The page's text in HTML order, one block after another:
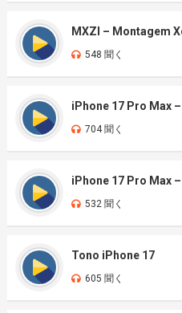
MXZI – Montagem
548 聞く
iPhone 17 Pro Max –
704 聞く
iPhone 17 Pro Max
532 聞く
Tono iPhone 17
605 聞く